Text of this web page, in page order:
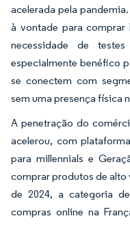
acelerada pela
à vontade para comprar
necessidade de
especialmente benéfico
se conectem com
sem uma presença física
A penetração do
acelerou, com
para millennials e
comprar produtos de alto
de 2024, a categoria
compras online na